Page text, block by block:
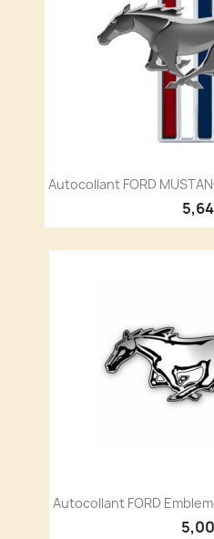
Autocollant FORD
Autocollant FORD